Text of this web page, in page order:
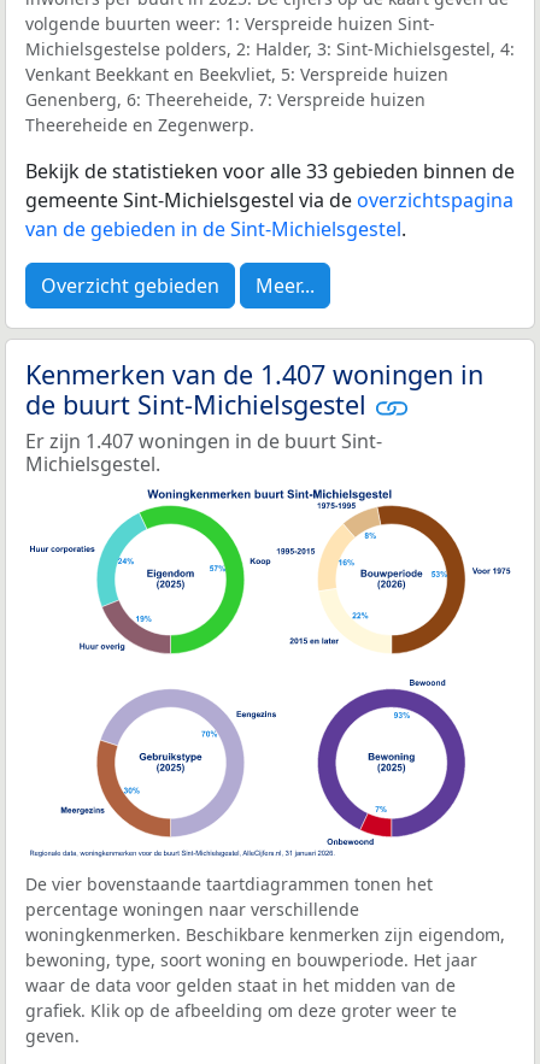
volgende buurten weer: 1: Verspreide huizen Sint-
Michielsgestelse polders, 2: Halder, 3: Sint-Michielsgestel, 4:
Venkant Beekkant en Beekvliet, 5: Verspreide huizen
Genenberg, 6: Theereheide, 7: Verspreide huizen
Theereheide en Zegenwerp.
Bekijk de statistieken voor alle 33 gebieden binnen de
gemeente Sint-Michielsgestel via deoverzichtspagina
van de gebieden in de Sint-Michielsgestel.
Overzicht gebieden Meer...
Kenmerken van de 1.407 woningen in
de buurt Sint-Michielsgestel
Er zijn 1.407 woningen in de buurt Sint-
Michielsgestel.
De vier bovenstaande taartdiagrammen tonen het
percentage woningen naar verschillende
woningkenmerken. Beschikbare kenmerken zijn eigendom,
bewoning, type, soort woning en bouwperiode. Het jaar
waar de data voor gelden staat in het midden van de
grafiek. Klik op de afbeelding om deze groter weer te
geven.